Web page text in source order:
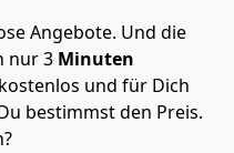
Angebote. Und die
nur3 Minuten
und für Dich
bestimmst den Preis.